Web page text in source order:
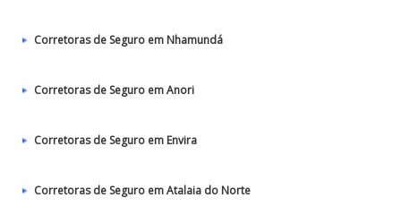
Corretoras de Seguro em Nhamundá
Corretoras de Seguro em Anori
Corretoras de Seguro em Envira
Corretoras de Seguro em Atalaia do Norte